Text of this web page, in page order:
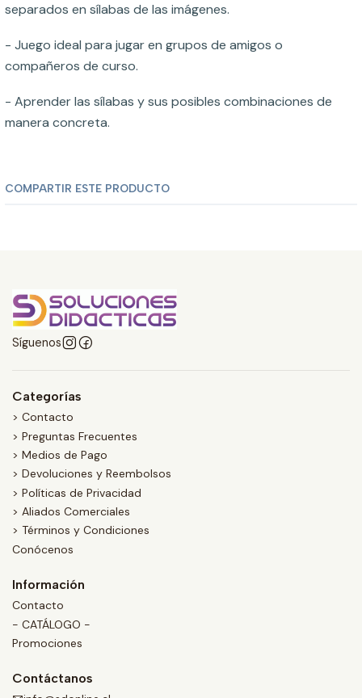
separados en sílabas de las imágenes.
- Juego ideal para jugar en grupos de amigos o
compañeros de curso.
- Aprender las sílabas y sus posibles combinaciones de
manera concreta.
COMPARTIR ESTE PRODUCTO
Síguenos
Categorías
> Contacto
> Preguntas Frecuentes
> Medios de Pago
> Devoluciones y Reembolsos
> Políticas de Privacidad
> Aliados Comerciales
> Términos y Condiciones
Conócenos
Información
Contacto
- CATÁLOGO -
Promociones
Contáctanos